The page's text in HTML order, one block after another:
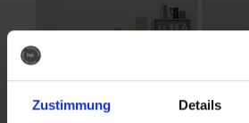
Zustimmung Details